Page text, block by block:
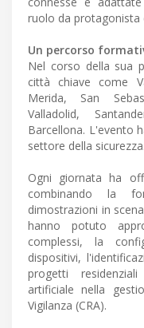
ruolo da protagonista
Un percorso
Nel corso della sua
città chiave come
Merida, San
Valladolid,
Barcellona. L'evento
settore della sicurezza.
Ogni giornata ha
combinando la
dimostrazioni in
hanno potuto
complessi, la
dispositivi,
progetti
artificiale nella
Vigilanza (CRA).